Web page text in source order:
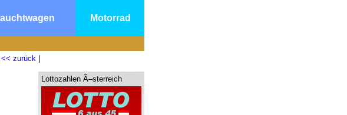
Motorrad
<< zurück
Lottozahlen Ã–sterreich